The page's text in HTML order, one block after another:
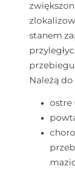
stanem
Należą
ostre